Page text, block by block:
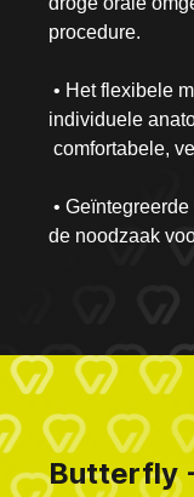
procedure.
• Het flexibele
individuele
comfortabele,
•
de noodzaak
Butterfly